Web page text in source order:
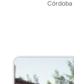
Córdoba